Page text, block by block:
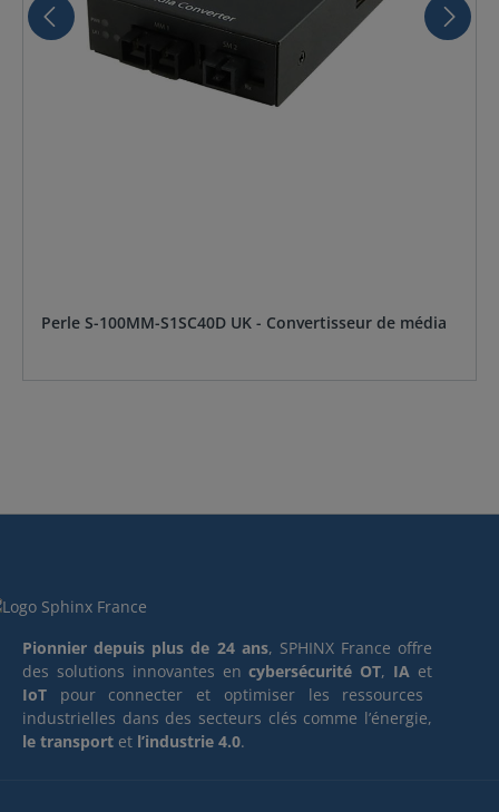
Perle S-100MM-S1SC40D UK - Convertisseur de média
Pionnier depuis plus de 24 ans, SPHINX France offre
des solutions innovantes encybersécurité OT, IA et
IoT pour connecter et optimiser les ressources
industrielles dans des secteurs clés comme l’énergie,
le transport et l’industrie 4.0.